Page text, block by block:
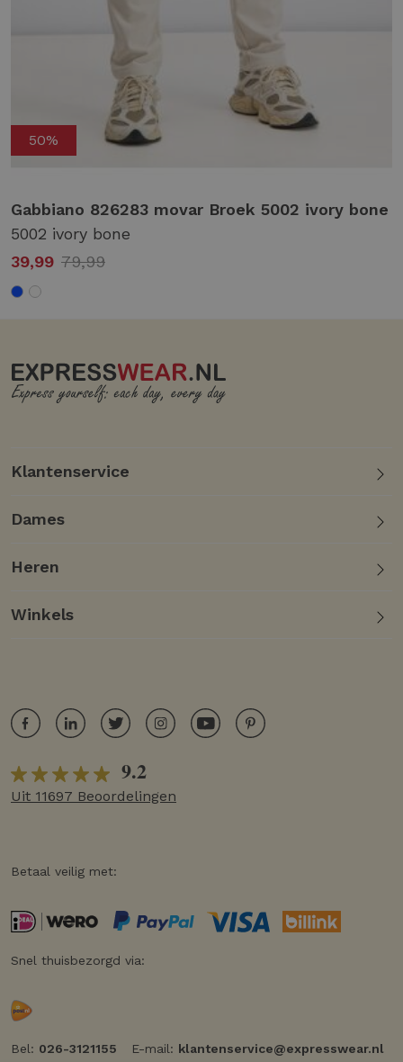
50%
Gabbiano 826283 movar Broek 5002 ivory bone
5002 ivory bone
39,99 79,99
Klantenservice
Dames
Heren
Winkels
9.2
Uit 11697 Beoordelingen
Betaal veilig met:
Snel thuisbezorgd via:
Bel: 026-3121155 E-mail: klantenservice@expresswear.nl